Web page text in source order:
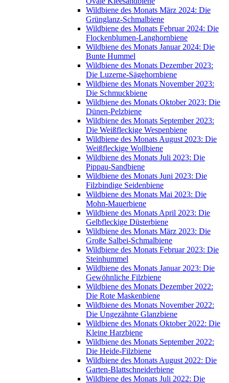
Wildbiene des Monats März 2024: Die
Grünglanz-Schmalbiene
Wildbiene des Monats Februar 2024: Die
Flockenblumen-Langhornbiene
Wildbiene des Monats Januar 2024: Die
Bunte Hummel
Wildbiene des Monats Dezember 2023:
Die Luzerne-Sägehornbiene
Wildbiene des Monats November 2023:
Die Schmuckbiene
Wildbiene des Monats Oktober 2023: Die
Dünen-Pelzbiene
Wildbiene des Monats September 2023:
Die Weißfleckige Wespenbiene
Wildbiene des Monats August 2023: Die
Weißfleckige Wollbiene
Wildbiene des Monats Juli 2023: Die
Pippau-Sandbiene
Wildbiene des Monats Juni 2023: Die
Filzbindige Seidenbiene
Wildbiene des Monats Mai 2023: Die
Mohn-Mauerbiene
Wildbiene des Monats April 2023: Die
Gelbfleckige Düsterbiene
Wildbiene des Monats März 2023: Die
Große Salbei-Schmalbiene
Wildbiene des Monats Februar 2023: Die
Steinhummel
Wildbiene des Monats Januar 2023: Die
Gewöhnliche Filzbiene
Wildbiene des Monats Dezember 2022:
Die Rote Maskenbiene
Wildbiene des Monats November 2022:
Die Ungezähnte Glanzbiene
Wildbiene des Monats Oktober 2022: Die
Kleine Harzbiene
Wildbiene des Monats September 2022:
Die Heide-Filzbiene
Wildbiene des Monats August 2022: Die
Garten-Blattschneiderbiene
Wildbiene des Monats Juli 2022: Die